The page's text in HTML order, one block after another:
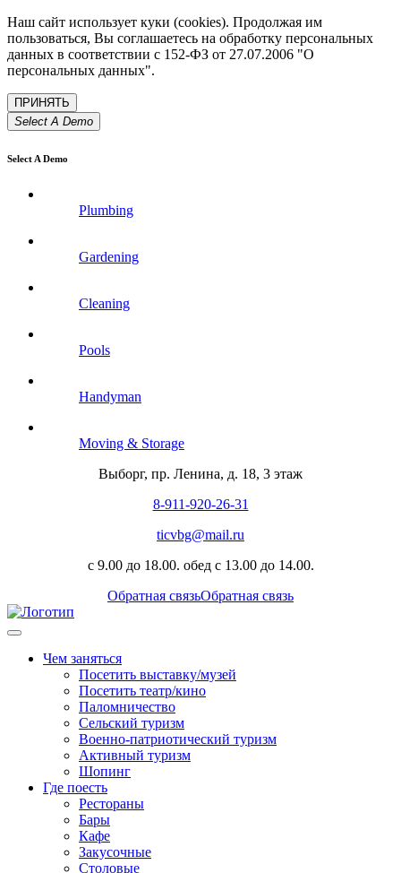
Наш сайт использует куки (cookies). Продолжая им
пользоваться, Вы соглашаетесь на обработку персональных
данных в соответствии с 152-ФЗ от 27.07.2006 "О
персональных данных".
Select A Demo
Select A Demo
Plumbing
Gardening
Cleaning
Pools
Handyman
Moving & Storage
Выборг, пр. Ленина, д. 18, 3 этаж
8-911-920-26-31
ticvbg@mail.ru
с 9.00 до 18.00. обед с 13.00 до 14.00.
Обратная связьОбратная связь
Чем заняться
Посетить выставку/музей
Посетить театр/кино
Паломничество
Сельский туризм
Военно-патриотический туризм
Активный туризм
Шопинг
Где поесть
Рестораны
Бары
Кафе
Закусочные
Столовые